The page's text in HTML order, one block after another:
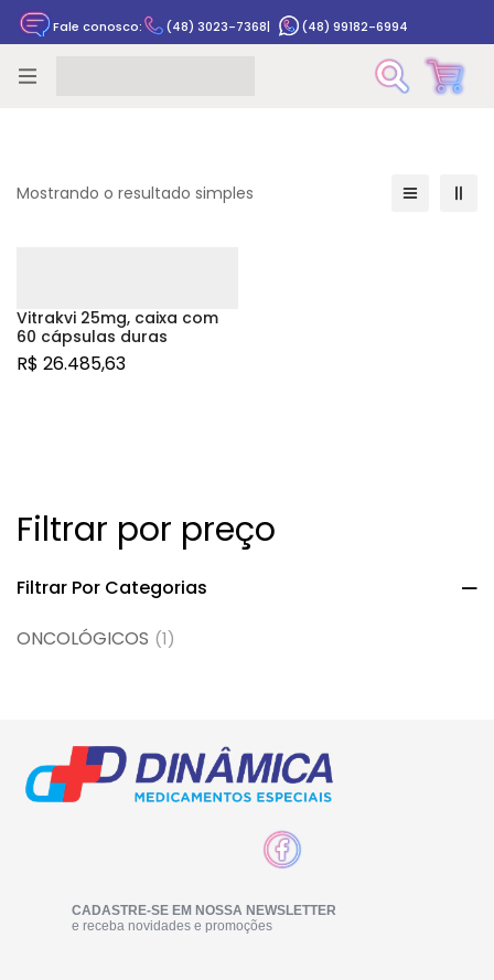
Fale conosco: (48) 3023-7368| (48) 99182-6994
Filtrar por preço
Filtrar Por Categorias
ONCOLÓGICOS (1)
Mostrando o resultado simples
Vitrakvi 25mg, caixa com
60 cápsulas duras
R$ 26.485,63
CADASTRE-SE EM NOSSA NEWSLETTER
e receba novidades e promoções